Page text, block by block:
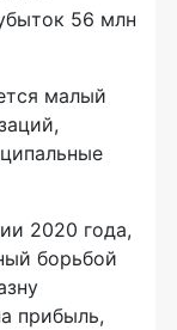
56 млн
малый
2020 года,
борьбой
прибыль,